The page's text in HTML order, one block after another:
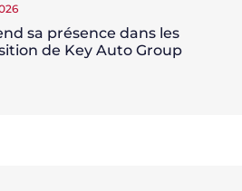
sa présence dans les
de Key Auto Group